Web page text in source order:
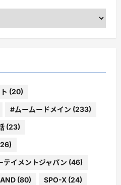
(20)
#ムームードメイン (233)
(23)
テイメントジャパン (46)
(80) SPO-X (24)